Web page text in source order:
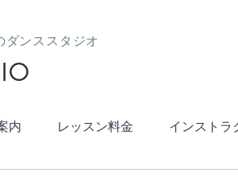
ダンススタジオ​
内 レッスン料金 インストラ